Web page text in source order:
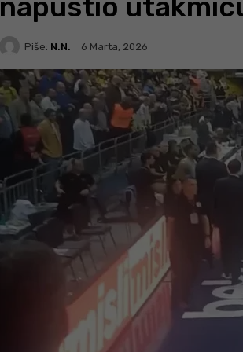
napustio
Piše: N.N. 6 Marta, 2026